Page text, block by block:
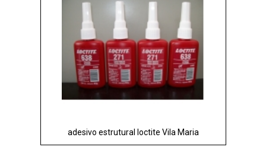
adesivo estrutural loctite Vila Maria